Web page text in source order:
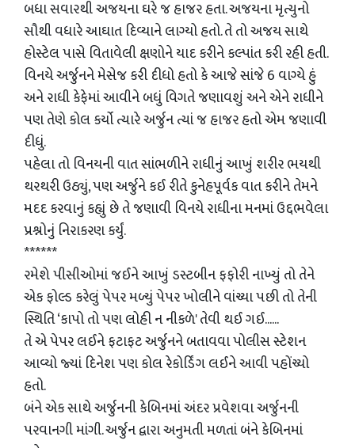
બધા સવારથી અજયના ઘરે જ હાજર હતા. અજયના મૃત્યુનો
સૌથી વધારે આઘાત દિવ્યાને લાગ્યો હતો. તે તો અજય સાથે
હોસ્ટેલ પાસે વિતાવેલી ક્ષણોને યાદ કરીને કલ્પાંત કરી રહી હતી.
વિનયે અર્જુનને મેસેજ કરી દીધો હતો કે આજે સાંજે 6 વાગ્યે હું
અને રાધી કેફેમાં આવીને બધું વિગતે જણાવશું અને એને રાધીને
પણ તેણે કોલ કર્યો ત્યારે અર્જુન ત્યાં જ હાજર હતો એમ જણાવી
દીધું.
પહેલા તો વિનયની વાત સાંભળીને રાધીનું આખું શરીર ભયથી
થરથરી ઉઠ્યું, પણ અર્જુને કઈ રીતે કુનેહપૂર્વક વાત કરીને તેમને
મદદ કરવાનું કહ્યું છે તે જણાવી વિનયે રાધીના મનમાં ઉદ્દભવેલા
પ્રશ્નોનું નિરાકરણ કર્યું.
******
રમેશે પીસીઓમાં જઈને આખું ડસ્ટબીન ફફોરી નાખ્યું તો તેને
એક ફોલ્ડ કરેલું પેપર મળ્યું પેપર ખોલીને વાંચ્યા પછી તો તેની
સ્થિતિ ‘કાપો તો પણ લોહી ન નીકળે' તેવી થઈ ગઈ......
તે એ પેપર લઈને ફટાફટ અર્જુનને બતાવવા પોલીસ સ્ટેશન
આવ્યો જ્યાં દિનેશ પણ કોલ રેકોર્ડિંગ લઈને આવી પહોંચ્યો
હતો.
બંને એક સાથે અર્જુનની કેબિનમાં અંદર પ્રવેશવા અર્જુનની
પરવાનગી માંગી. અર્જુન દ્વારા અનુમતી મળતાં બંને કેબિનમાં